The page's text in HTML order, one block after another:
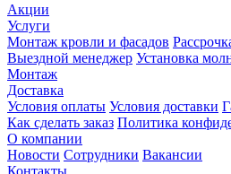
Акции
Услуги
Монтаж кровли и фасадов
Выездной менеджер Установка
Монтаж
Доставка
Условия оплаты Условия доставки
Как сделать заказ Политика
О компании
Новости Сотрудники Вакансии
Контакты